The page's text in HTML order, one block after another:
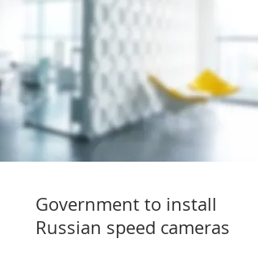
Government to install
Russian speed cameras